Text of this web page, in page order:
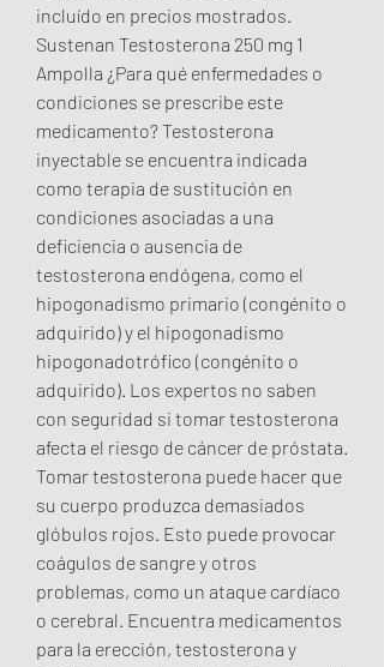
incluído en precios mostrados.
Sustenan Testosterona 250 mg 1
Ampolla ¿Para qué enfermedades o
condiciones se prescribe este
medicamento? Testosterona
inyectable se encuentra indicada
como terapia de sustitución en
condiciones asociadas a una
deficiencia o ausencia de
testosterona endógena, como el
hipogonadismo primario (congénito o
adquirido) y el hipogonadismo
hipogonadotrófico (congénito o
adquirido). Los expertos no saben
con seguridad si tomar testosterona
afecta el riesgo de cáncer de próstata.
Tomar testosterona puede hacer que
su cuerpo produzca demasiados
glóbulos rojos. Esto puede provocar
coágulos de sangre y otros
problemas, como un ataque cardíaco
o cerebral. Encuentra medicamentos
para la erección, testosterona y